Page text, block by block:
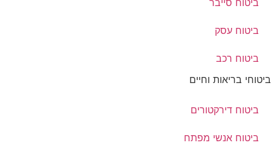
ביטוח סייבר
ביטוח עסק
ביטוח רכב
ביטוחי בריאות וחיים
ביטוח דירקטורים
ביטוח אנשי מפתח